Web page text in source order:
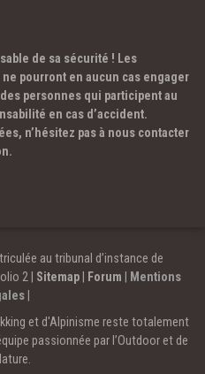
de sa sécurité ! Les
pourront en aucun cas engager
personnes qui participent au
en cas d’accident.
n’hésitez pas à nous contacter
au tribunal d’instance de
2 | Sitemap| Forum
Mentions
et d'Alpinisme reste totalement
passionnée par l’Outdoor et de